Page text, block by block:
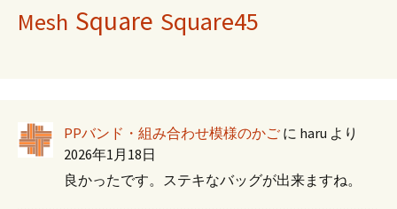
Mesh Square Square45
PPバンド・組み合わせ模様のかご に haru より
2026年1月18日
良かったです。ステキなバッグが出来ますね。